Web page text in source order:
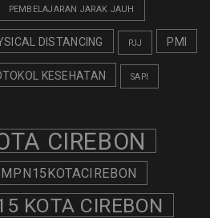
PEMBELAJARAN JARAK JAUH
DISTANCING PJJ PMI
KESEHATAN SAPI
CIREBON
KOTA CIREBON